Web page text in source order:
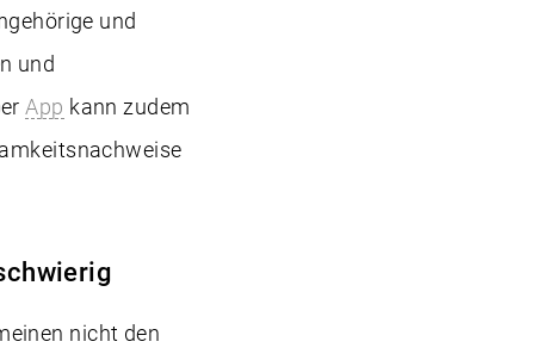
und
und
App kann zudem
nicht den